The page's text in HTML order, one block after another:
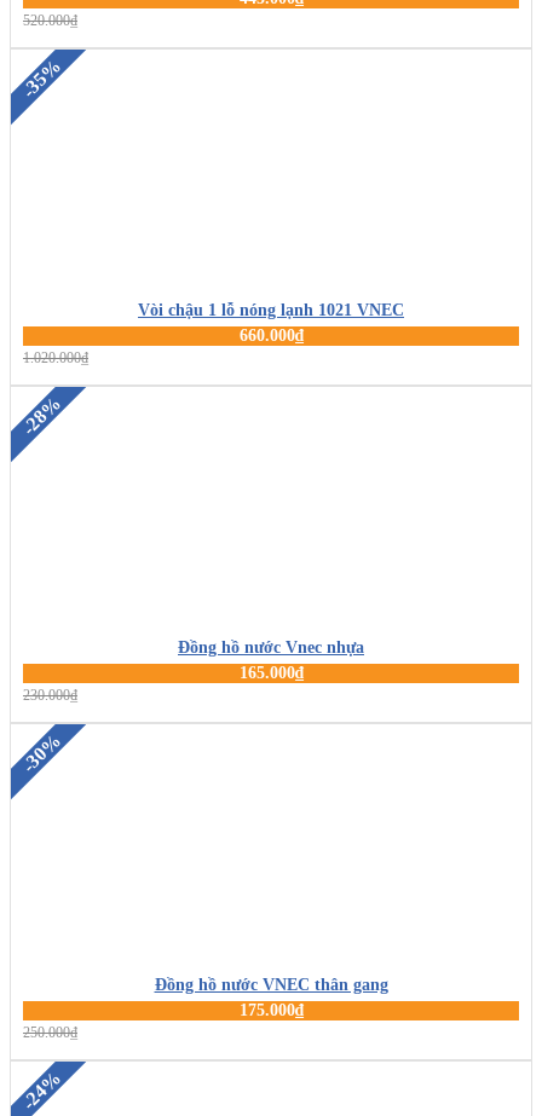
520.000₫
-35%
Vòi chậu 1 lỗ nóng lạnh 1021 VNEC
660.000₫
1.020.000₫
-28%
Đồng hồ nước Vnec nhựa
165.000₫
230.000₫
-30%
Đồng hồ nước VNEC thân gang
175.000₫
250.000₫
-24%